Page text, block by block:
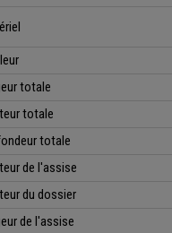
totale
totale
totale
de l'assise
du dossier
de l'assise